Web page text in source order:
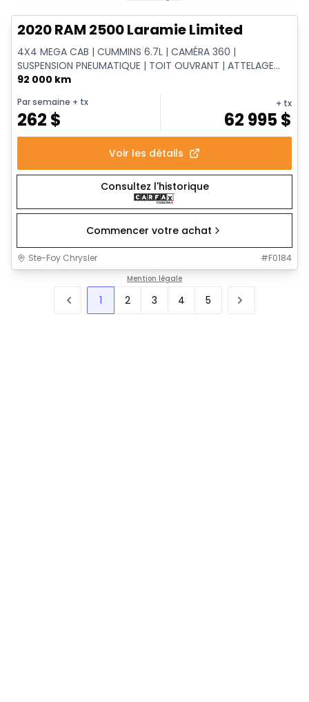
2020 RAM 2500 Laramie Limited
4X4 MEGA CAB | CUMMINS 6.7L | CAMÉRA 360 |
SUSPENSION PNEUMATIQUE | TOIT OUVRANT | ATTELAGE
CLASSE V
92 000 km
Par semaine + tx
262 $
+ tx
62 995$
Voir les détails
Consultez l'historique
Commencer votre achat
Ste-Foy Chrysler #F0184
Mention légale
1 2 3 4 5